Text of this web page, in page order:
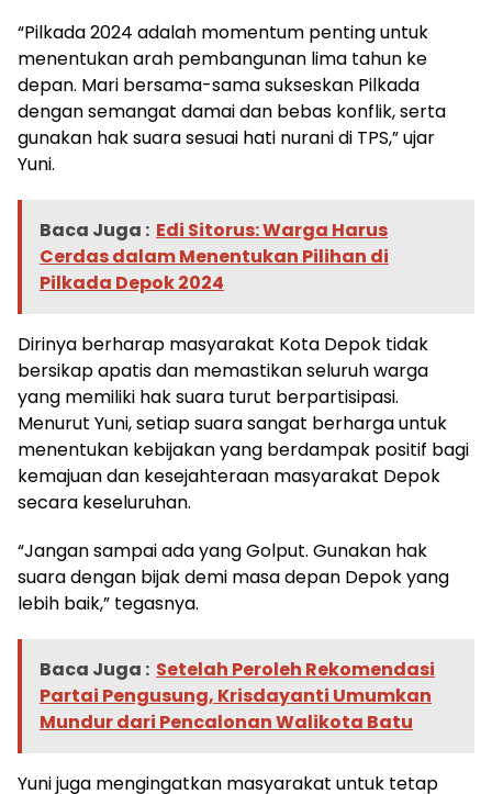
“Pilkada 2024 adalah momentum penting untuk
menentukan arah pembangunan lima tahun ke
depan. Mari bersama-sama sukseskan Pilkada
dengan semangat damai dan bebas konflik, serta
gunakan hak suara sesuai hati nurani di TPS,” ujar
Yuni.
Baca Juga : Edi Sitorus: Warga Harus
Cerdas dalam Menentukan Pilihan di
Pilkada Depok 2024
Dirinya berharap masyarakat Kota Depok tidak
bersikap apatis dan memastikan seluruh warga
yang memiliki hak suara turut berpartisipasi.
Menurut Yuni, setiap suara sangat berharga untuk
menentukan kebijakan yang berdampak positif bagi
kemajuan dan kesejahteraan masyarakat Depok
secara keseluruhan.
“Jangan sampai ada yang Golput. Gunakan hak
suara dengan bijak demi masa depan Depok yang
lebih baik,” tegasnya.
Baca Juga : Setelah Peroleh Rekomendasi
Partai Pengusung, Krisdayanti Umumkan
Mundur dari Pencalonan Walikota Batu
Yuni juga mengingatkan masyarakat untuk tetap